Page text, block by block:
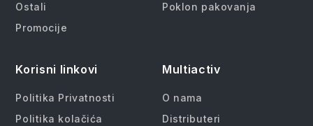
Ostali
Poklon pakovanja
Promocije
Korisni linkovi
Politika Privatnosti
Politika kolačića
Multiactiv
O nama
Distributeri